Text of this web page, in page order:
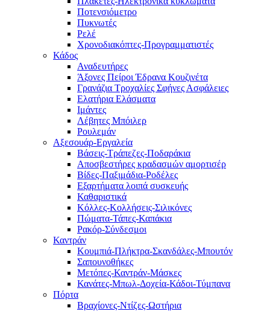
Ποτενσιόμετρο
Πυκνωτές
Ρελέ
Χρονοδιακόπτες-Προγραμματιστές
Κάδος
Αναδευτήρες
Άξονες Πείροι Έδρανα Κουζινέτα
Γρανάζια Τροχαλίες Σφήνες Ασφάλειες
Ελατήρια Ελάσματα
Ιμάντες
Λέβητες Μπόιλερ
Ρουλεμάν
Αξεσουάρ-Εργαλεία
Βάσεις-Τράπεζες-Ποδαράκια
Αποσβεστήρες κραδασμών αμορτισέρ
Βίδες-Παξιμάδια-Ροδέλες
Εξαρτήματα λοιπά συσκευής
Καθαριστικά
Κόλλες-Κολλήσεις-Σιλικόνες
Πώματα-Τάπες-Καπάκια
Ρακόρ-Σύνδεσμοι
Καντράν
Κουμπιά-Πλήκτρα-Σκανδάλες-Μπουτόν
Σαπουνοθήκες
Μετόπες-Καντράν-Μάσκες
Κανάτες-Μπωλ-Δοχεία-Κάδοι-Τύμπανα
Πόρτα
Βραχίονες-Ντίζες-Ωστήρια